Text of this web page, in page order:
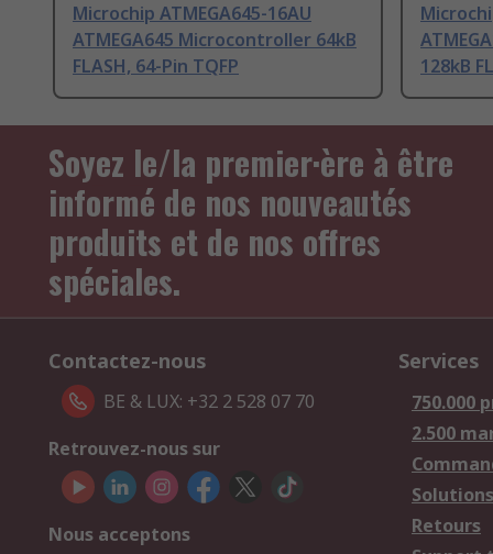
Microchip ATMEGA645-16AU
ATMEGA645 Microcontroller 64kB
FLASH, 64-Pin TQFP
128kB
Soyez le/la premier·ère à être
informé de nos nouveautés
produits et de nos offres
spéciales.
Contactez-nous
BE & LUX: +32 2 528 07 70
Retrouvez-nous sur
Nous acceptons
Services
750.000
2.500
Retours